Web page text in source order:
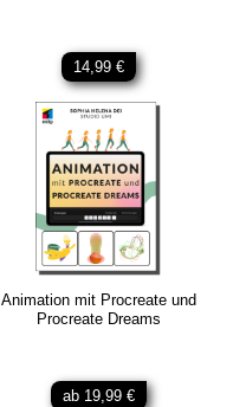
14,99 €
Animation mit Procreate und
Procreate Dreams
ab 19,99 €